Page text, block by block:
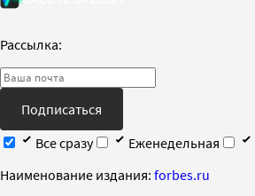
Рассылка:
Подписаться
Все сразу
Еженедельная
Наименование издания: forbes.ru